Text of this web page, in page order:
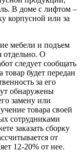
В доме с лифтом –
корпусной или за
мебели и подъем
отдельно. О
следует сообщать
товар будет передан
за его
обнаружены
замену или
товара своей
сотрудниками
заказать сборку
от
12-20% от нее.